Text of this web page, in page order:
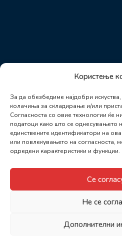
Користење
За да обезбедиме најдобри
колачиња за складирање и/или
Согласноста со овие технологии ќе
податоци како што се однесувањето
единствените идентификатори на
или повлекувањето на согласноста,
одредени карактеристики и функции.
Се
Не се
Дополнителни